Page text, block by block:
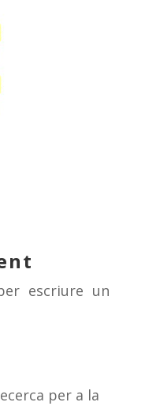
escriure un
per a la